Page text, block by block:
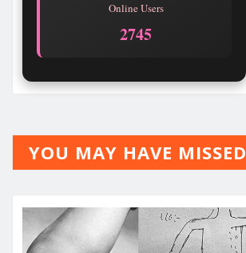
Online Users
2745
YOU MAY HAVE MISSED